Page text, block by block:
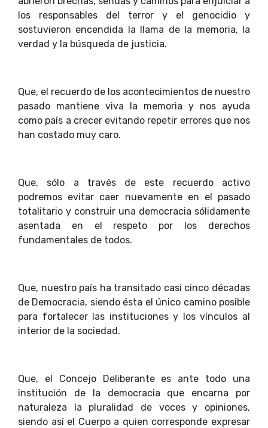
los responsables del terror y el genocidio y
sostuvieron encendida la llama de la memoria, la
verdad y la búsqueda de justicia.
Que, el recuerdo de los acontecimientos de nuestro
pasado mantiene viva la memoria y nos ayuda
como país a crecer evitando repetir errores que nos
han costado muy caro.
Que, sólo a través de este recuerdo activo
podremos evitar caer nuevamente en el pasado
totalitario y construir una democracia sólidamente
asentada en el respeto por los derechos
fundamentales de todos.
Que, nuestro país ha transitado casi cinco décadas
de Democracia, siendo ésta el único camino posible
para fortalecer las instituciones y los vínculos al
interior de la sociedad.
Que, el Concejo Deliberante es ante todo una
institución de la democracia que encarna por
naturaleza la pluralidad de voces y opiniones,
siendo así el Cuerpo a quien corresponde expresar